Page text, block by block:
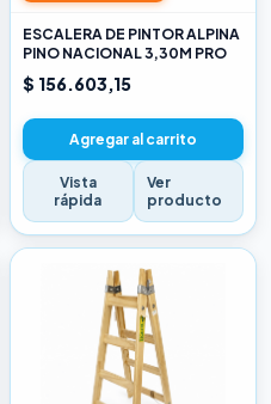
ESCALERA DE PINTOR ALPINA
PINO NACIONAL 3,30M PRO
$ 156.603,15
Agregar al carrito
Vista
rápida
Ver
producto